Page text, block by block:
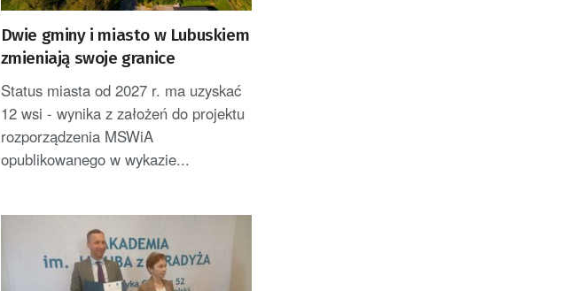
Dwie gminy i miasto w Lubuskiem
zmieniają swoje granice
Status miasta od 2027 r. ma uzyskać
12 wsi - wynika z założeń do projektu
rozporządzenia MSWiA
opublikowanego w wykazie...